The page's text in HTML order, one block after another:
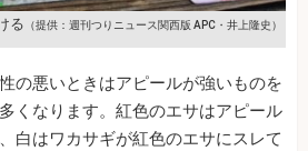
る （提供：週刊つりニュース関西版 APC・井上隆史）
の悪いときはアピールが強いものを
くなります。紅色のエサはアピール
白はワカサギが紅色のエサにスレて